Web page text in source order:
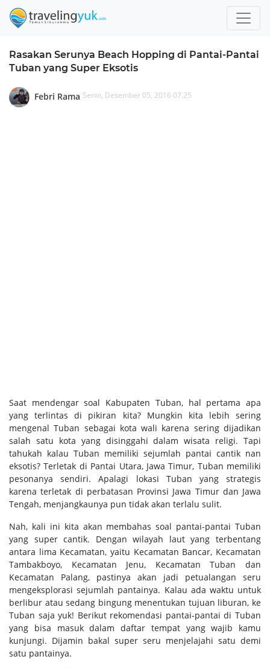
Rasakan Serunya Beach Hopping di Pantai-Pantai
Tuban yang Super Eksotis
Febri Rama Senin, Desember 05, 2016 07.25
Saat mendengar soal Kabupaten Tuban, hal pertama apa
yang terlintas di pikiran kita? Mungkin kita lebih sering
mengenal Tuban sebagai kota wali karena sering dijadikan
salah satu kota yang disinggahi dalam wisata religi. Tapi
tahukah kalau Tuban memiliki sejumlah pantai cantik nan
eksotis? Terletak di Pantai Utara, Jawa Timur, Tuban memiliki
pesonanya sendiri. Apalagi lokasi Tuban yang strategis
karena terletak di perbatasan Provinsi Jawa Timur dan Jawa
Tengah, menjangkaunya pun tidak akan terlalu sulit.
Nah, kali ini kita akan membahas soal pantai-pantai Tuban
yang super cantik. Dengan wilayah laut yang terbentang
antara lima Kecamatan, yaitu Kecamatan Bancar, Kecamatan
Tambakboyo, Kecamatan Jenu, Kecamatan Tuban dan
Kecamatan Palang, pastinya akan jadi petualangan seru
mengeksplorasi sejumlah pantainya. Kalau ada waktu untuk
berlibur atau sedang bingung menentukan tujuan liburan, ke
Tuban saja yuk! Berikut rekomendasi pantai-pantai di Tuban
yang bisa masuk dalam daftar tempat yang wajib kamu
kunjungi. Dijamin bakal super seru menjelajahi satu demi
satu pantainya.